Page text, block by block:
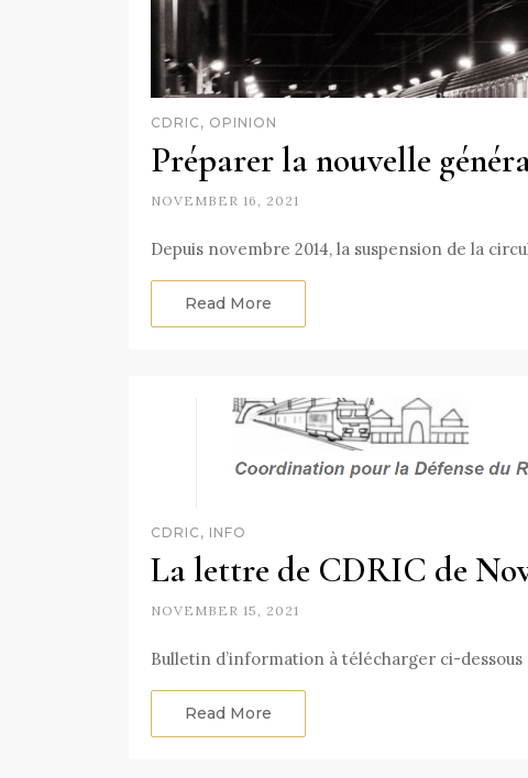
CDRIC, OPINION
Préparer la nouvelle
NOVEMBER 16, 2021
Depuis novembre 2014, la suspension de la
Read More
CDRIC, INFO
La lettre de CDRIC de
NOVEMBER 15, 2021
Bulletin d’information à télécharger ci-dessous
Read More